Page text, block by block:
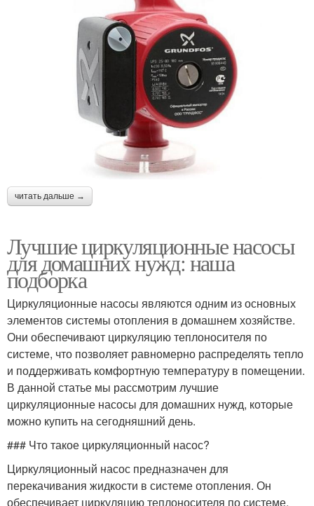
читать дальше →
Лучшие циркуляционные насосы
для домашних нужд: наша
подборка
Циркуляционные насосы являются одним из основных
элементов системы отопления в домашнем хозяйстве.
Они обеспечивают циркуляцию теплоносителя по
системе, что позволяет равномерно распределять тепло
и поддерживать комфортную температуру в помещении.
В данной статье мы рассмотрим лучшие
циркуляционные насосы для домашних нужд, которые
можно купить на сегодняшний день.
### Что такое циркуляционный насос?
Циркуляционный насос предназначен для
перекачивания жидкости в системе отопления. Он
обеспечивает циркуляцию теплоносителя по системе,